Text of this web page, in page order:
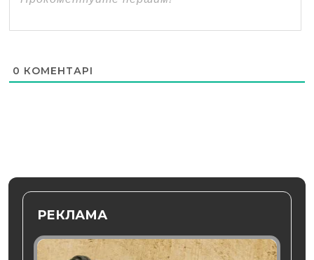
0 КОМЕНТАРІ
РЕКЛАМА